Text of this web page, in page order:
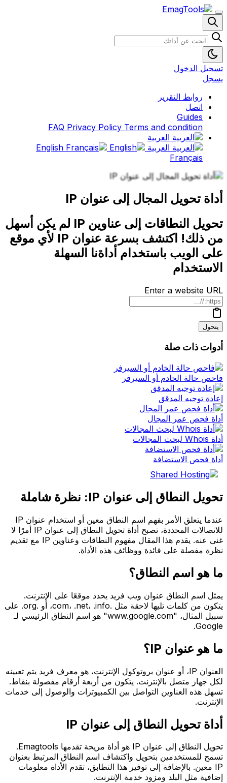
تسجيل الدخول
يسجل
روابط التقرير
اتصل
Guides
FAQ Privacy Policy Terms and condition
العربية
العربية
Français
أداة تحويل المجال إلى عنوان IP
تحويل النطاقات إلى عناوين IP لم يكن أسهل
من ذلك! اكتشف بسرعة عنوان IP لأي موقع
على الويب باستخدام أداةنا السهلة
الاستخدام
Enter a website URL
يتحول
أدوات ذات صلة
فاحص حالة الخادم أو السيرفر
إعادة توجيه المدقق
أداة فحص عمر المجال
أداة Whois لبحث المجالات
أداة فحص الاستضافة
تحويل النطاق إلى عنوان IP: نظرة شاملة
عندما يتعلق الأمر بفهم اسم النطاق معين أو استخدام عنوان IP
للاتصالات المحددة، تصبح أداة تحويل النطاق إلى عنوان IP أمرًا لا
غنى عنه. يقدم هذا المقال مفهوم النطاقات وعناوين IP مع تقديم
نظرة مفصلة على فائدة ووظائف هذه الأداة.
ما هو اسم النطاق؟
يمثل اسم النطاق عنوان ويب فريد يحدد موقعًا على الإنترنت.
يتكون من كلمات تليها لاحقة مثل .com، .net، .info، أو .org. على
سبيل المثال، "www.google.com" هو اسم النطاق الرئيسي لـ
Google.
ما هو عنوان IP؟
العنوان IP، أو عنوان بروتوكول الإنترنت، هو معرف فريد يتم تعيينه
لكل جهاز متصل بالإنترنت. يتكون من أربعة أرقام مفصولة بنقاط.
تسهل هذه العناوين التواصل بين الكمبيوترات والوصول إلى خدمات
الإنترنت.
أداة تحويل النطاق إلى عنوان IP
تحويل النطاق إلى عنوان IP هو أداة مريحة تقدمها Emagtools.
تسمح للمستخدمين بتحويل واكتشاف اسم النطاق المرتبط بعنوان
IP معين. بالإضافة إلى توفير هذا التطابق، تقدم الأداة معلومات
إضافية مثل البلد ومزود خدمة الإنترنت.